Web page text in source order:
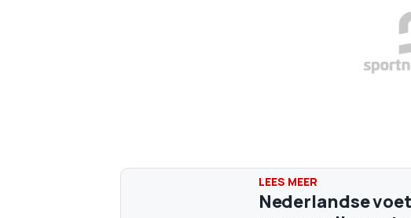
Nederlandse